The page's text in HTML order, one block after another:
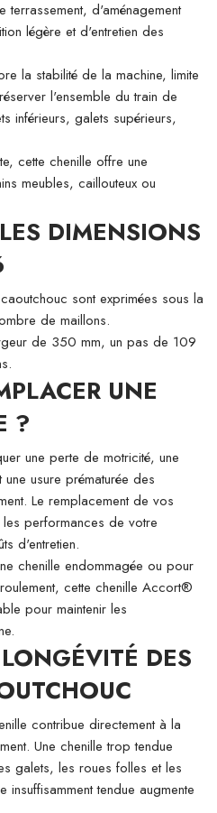
terrassement, d'aménagement
légère et d'entretien des
la stabilité de la machine, limite
l'ensemble du train de
inférieurs, galets supérieurs,
cette chenille offre une
meubles, caillouteux ou
DIMENSIONS
sont exprimées sous la
de maillons.
de 350 mm, un pas de 109
UNE
?
une perte de motricité, une
usure prématurée des
Le remplacement de vos
performances de votre
d'entretien.
chenille endommagée ou pour
cette chenille Accort®
pour maintenir les
DES
contribue directement à la
Une chenille trop tendue
galets, les roues folles et les
tendue augmente